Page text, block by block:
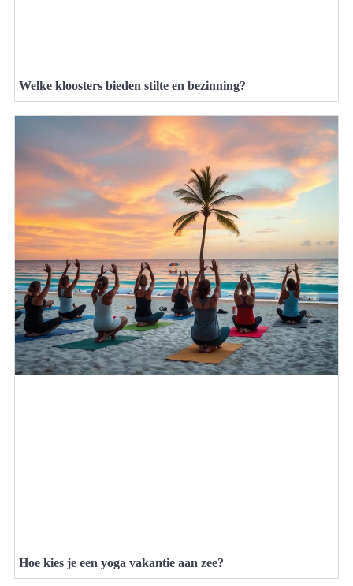
Welke kloosters bieden stilte en bezinning?
Hoe kies je een yoga vakantie aan zee?